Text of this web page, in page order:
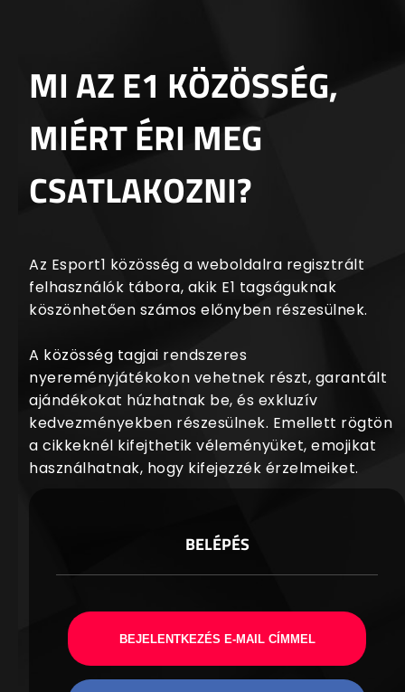
MI AZ E1 KÖZÖSSÉG,
MIÉRT ÉRI MEG
CSATLAKOZNI?
Az Esport1 közösség a weboldalra regisztrált
felhasználók tábora, akik E1 tagságuknak
köszönhetően számos előnyben részesülnek.
A közösség tagjai rendszeres
nyereményjátékokon vehetnek részt, garantált
ajándékokat húzhatnak be, és exkluzív
kedvezményekben részesülnek. Emellett rögtön
a cikkeknél kifejthetik véleményüket, emojikat
használhatnak, hogy kifejezzék érzelmeiket.
BELÉPÉS
BEJELENTKEZÉS E-MAIL CÍMMEL